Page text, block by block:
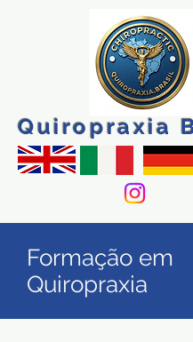
Quiropraxia
Formação em
Quiropraxia